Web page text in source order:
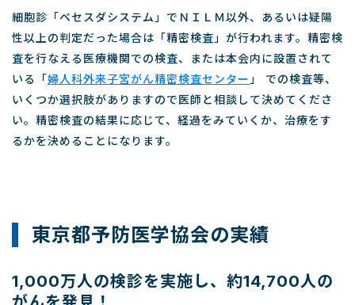
細胞診「ベセスダシステム」でＮＩＬＭ以外、あるいは疑陽
性以上の判定だった場合は「精密検査」が行われます。精密検
査を行なえる医療機関での検査、または本会内に設置されて
いる「婦人科外来子宮がん精密検査センター」 での検査等、
いくつか選択肢がありますので医師と相談して決めてくださ
い。精密検査の結果に応じて、経過をみていくか、治療をす
るかを決めることになります。
東京都予防医学協会の実績
1,000万人の検診を実施し、約14,700人の